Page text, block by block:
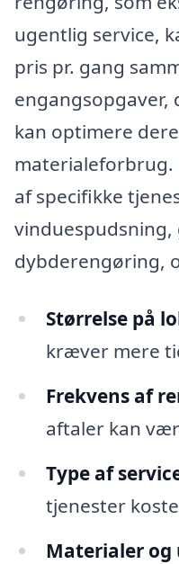
ugentlig service,
pris pr. gang
kan optimere
materialeforbrug.
af specifikke
dybderengøring,
Størrelse på
kræver mere
Frekvens af
aftaler kan
Type af
tjenester
Materialer og